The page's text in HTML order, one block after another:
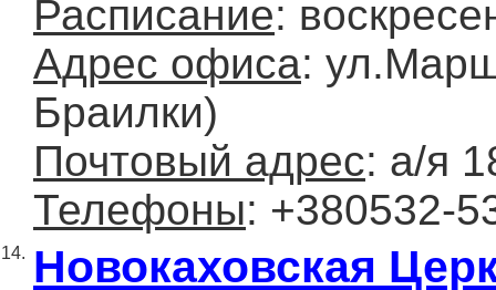
Расписание:
Адрес офиса:
Браилки)
Почтовый адрес: а/я
Телефоны: +380532-
14. Новокаховская